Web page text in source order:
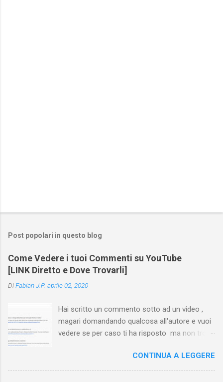
Post popolari in questo blog
Come Vedere i tuoi Commenti su YouTube
[LINK Diretto e Dove Trovarli]
DiFabian J.P. aprile 02, 2020
Hai scritto un commento sotto ad un video ,
magari domandando qualcosa all'autore e vuoi
vedere se per caso ti ha risposto ma non trovi
nessuna voce del tipo " cronologia commenti
YouTube " o cose simili? Vuoi sapere come
CONTINUA A LEGGERE